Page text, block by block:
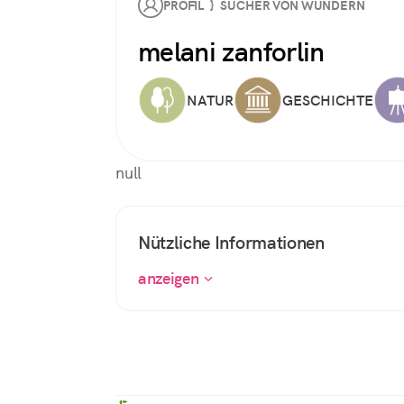
PROFIL } SUCHER VON WUNDERN
melani zanforlin
NATUR GESCHICHTE
null
Nützliche Informationen
anzeigen